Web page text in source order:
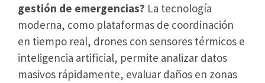
gestión de emergencias? La tecnología
moderna, como plataformas de coordinación
en tiempo real, drones con sensores térmicos e
inteligencia artificial, permite analizar datos
masivos rápidamente, evaluar daños en zonas